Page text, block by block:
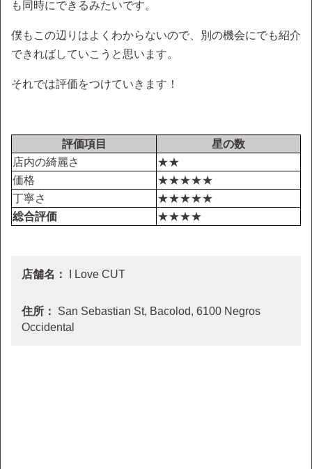
も同時にできるみたいです。
僕もこの辺りはよくわからないので、別の機会にでも紹介
できればしていこうと思います。
それでは評価をつけていきます！
評価項目
星の数
店内の綺麗さ
★★
価格
★★★★★
丁寧さ
★★★★★
総合評価
★★★★
店舗名： I Love CUT
住所：
San Sebastian St, Bacolod, 6100 Negros
Occidental